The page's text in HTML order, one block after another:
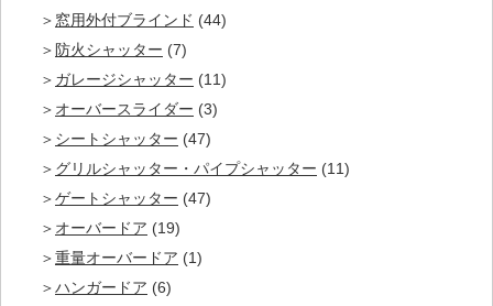
窓用外付ブラインド (44)
防火シャッター (7)
ガレージシャッター (11)
オーバースライダー (3)
シートシャッター (47)
グリルシャッター・パイプシャッター (11)
ゲートシャッター (47)
オーバードア (19)
重量オーバードア (1)
ハンガードア (6)